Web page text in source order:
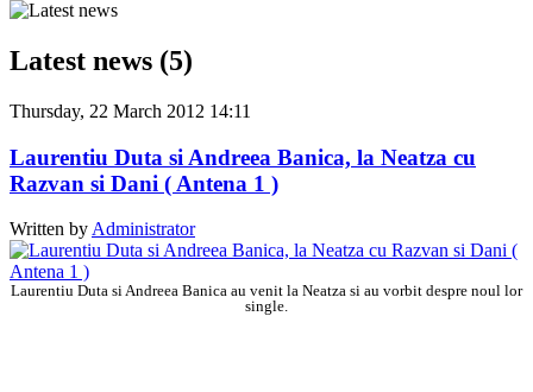
Latest news (5)
Thursday, 22 March 2012 14:11
Laurentiu Duta si Andreea Banica, la Neatza cu
Razvan si Dani ( Antena 1 )
Written by Administrator
Laurentiu Duta si Andreea Banica au venit la Neatza si au vorbit despre noul lor
single.